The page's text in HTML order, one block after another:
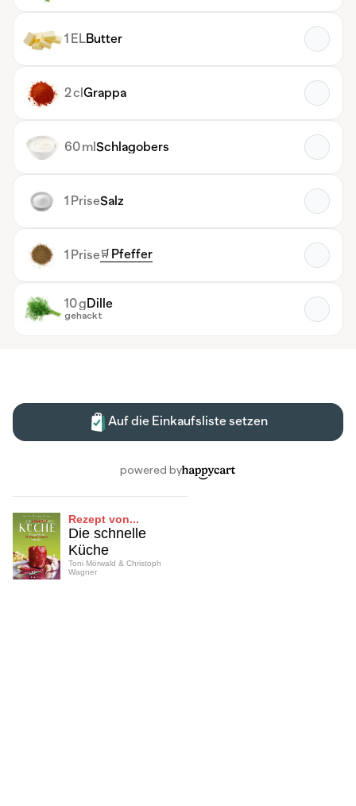
Rezept von...
Die schnelle
Küche
Toni Mörwald & Christoph
Wagner